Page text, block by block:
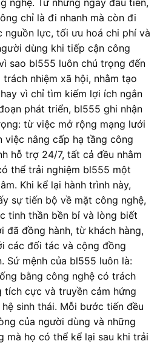
nghệ. Từ những ngày đầu tiên,
chỉ là đi nhanh mà còn đi
nguồn lực, tối ưu hoá chi phí và
dùng khi tiếp cận công
sao bl555 luôn chú trọng đến
nhiệm xã hội, nhằm tạo
vì chỉ tìm kiếm lợi ích ngắn
phát triển, bl555 ghi nhận
từ việc mở rộng mạng lưới
việc nâng cấp hạ tầng công
hỗ trợ 24/7, tất cả đều nhằm
thể trải nghiệm bl555 một
Khi kể lại hành trình này,
sự tiến bộ về mặt công nghệ,
tinh thần bền bỉ và lòng biết
đã đồng hành, từ khách hàng,
các đối tác và cộng đồng
Sứ mệnh của bl555 luôn là:
bằng công nghệ có trách
tích cực và truyền cảm hứng
sinh thái. Mỗi bước tiến đều
của người dùng và những
mà họ có thể kể lại sau khi trải